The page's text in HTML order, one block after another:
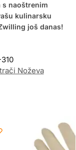
s naoštrenim
kulinarsku
još danas!
Noževa